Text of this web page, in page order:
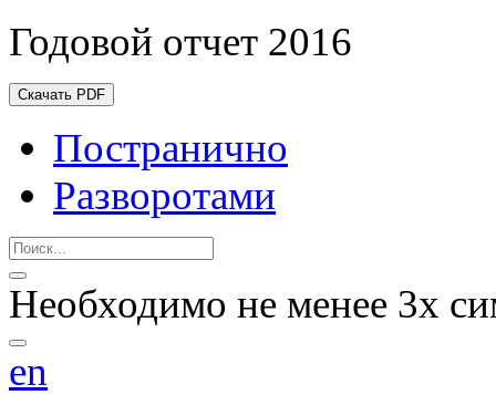
Годовой отчет 2016
Скачать PDF
Постранично
Разворотами
Необходимо не менее 3х
en